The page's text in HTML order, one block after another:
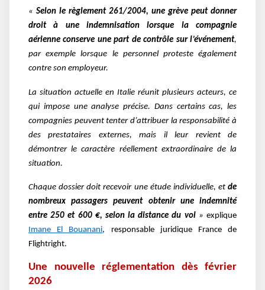
« Selon le règlement 261/2004, une grève peut donner
droit à une indemnisation lorsque la compagnie
aérienne conserve une part de contrôle sur l’événement,
par exemple lorsque le personnel proteste également
contre son employeur.
La situation actuelle en Italie réunit plusieurs acteurs, ce
qui impose une analyse précise. Dans certains cas, les
compagnies peuvent tenter d’attribuer la responsabilité à
des prestataires externes, mais il leur revient de
démontrer le caractère réellement extraordinaire de la
situation.
Chaque dossier doit recevoir une étude individuelle, et de
nombreux passagers peuvent obtenir une indemnité
entre 250 et 600 €, selon la distance du vol» explique
Imane El Bouanani, responsable juridique France de
Flightright.
Une nouvelle réglementation dès février
2026